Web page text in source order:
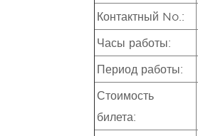
Контактный No.:
Часы работы:
Период работы:
Стоимость
билета: